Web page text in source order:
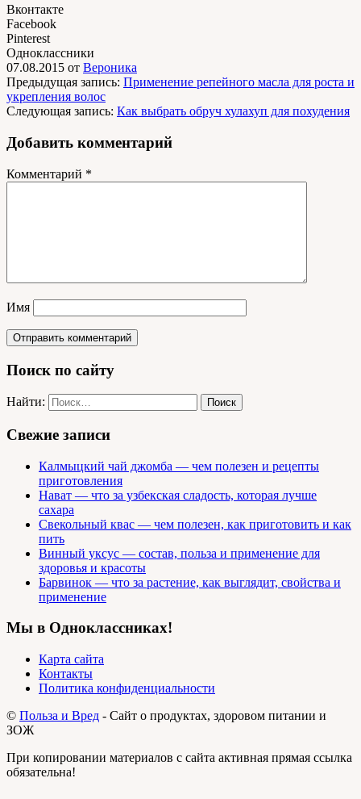
Вконтакте
Facebook
Pinterest
Одноклассники
07.08.2015 от Вероника
Предыдущая запись: Применение репейного масла для роста и
укрепления волос
Следующая запись: Как выбрать обруч хулахуп для похудения
Добавить комментарий
Комментарий *
Имя
Поиск по сайту
Найти:
Свежие записи
Калмыцкий чай джомба — чем полезен и рецепты
приготовления
Нават — что за узбекская сладость, которая лучше
сахара
Свекольный квас — чем полезен, как приготовить и как
пить
Винный уксус — состав, польза и применение для
здоровья и красоты
Барвинок — что за растение, как выглядит, свойства и
применение
Мы в Одноклассниках!
Карта сайта
Контакты
Политика конфиденциальности
© Польза и Вред - Сайт о продуктах, здоровом питании и
ЗОЖ
При копировании материалов с сайта активная прямая ссылка
обязательна!